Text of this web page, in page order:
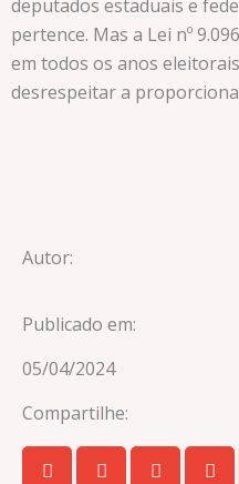
deputados estaduais e
pertence. Mas a Lei nº
em todos os anos
desrespeitar a
Autor:
Publicado em:
05/04/2024
Compartilhe: